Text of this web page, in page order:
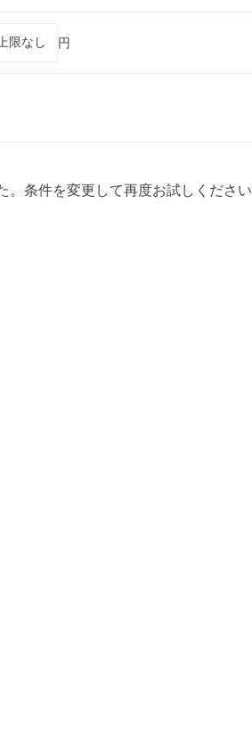
円
条件を変更して再度お試しください